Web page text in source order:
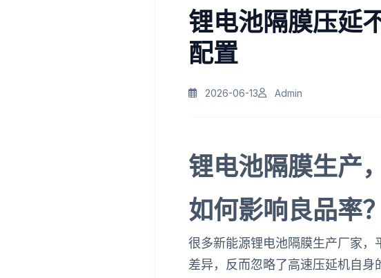
锂电池隔膜压延
配置
2026-06-13 Admin
锂电池隔膜生产
如何影响良品率？
很多新能源锂电池隔膜生产厂家
差异，反而忽略了高速压延机自